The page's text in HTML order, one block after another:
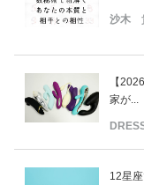
沙木
【
家が...
12星